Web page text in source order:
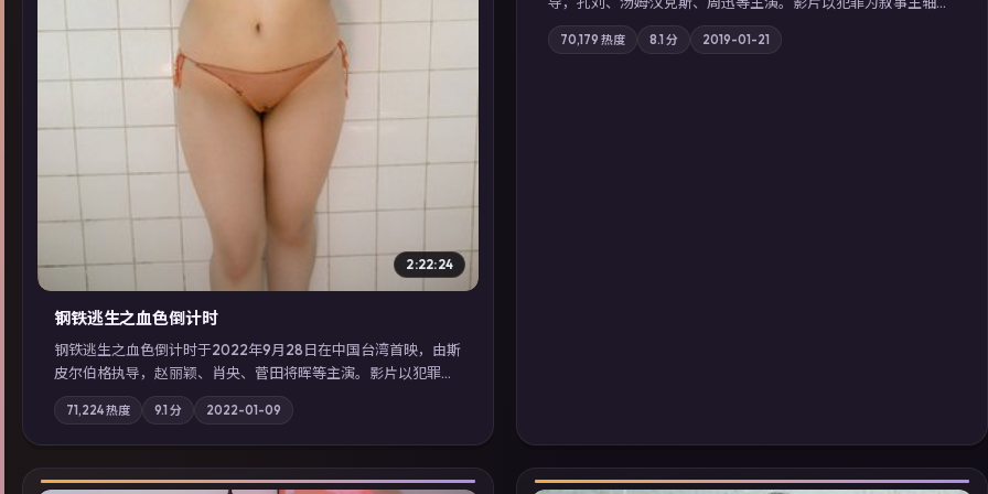
2:22:24
钢铁逃生之血色倒计时
钢铁逃生之血色倒计时于2022年9月28日在中国台湾首映，由斯
皮尔伯格执导，赵丽颖、肖央、菅田将晖等主演。影片以犯罪为
叙事主轴，失踪人口档案牵出跨国灰色产业链；摄影与配乐强化
地域气质；站内亦可通过「国产免费观看高清电视剧在线看」延
展检索同类型高分佳作，畅享高清在线追剧体验。
71,224热度 9.1 分 2022-01-09
边境小镇的平静被一封匿名信彻底打破；摄影与配乐强化地域气
质；站内亦可通过「国产免费观看高清电视剧在线看」延展检索
70,179 热度 8.1 分 2019-01-21